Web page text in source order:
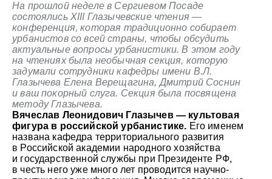
На прошлой неделе в Сергиевом Посаде
состоялись XIII Глазычевские чтения —
конференция, которая традиционно собирает
урбанистов со всей страны, чтобы обсудить
актуальные вопросы урбанистики. В этом году
на чтениях была необычная секция, которую
задумали сотрудники кафедры имени В.Л.
Глазычева Елена Верещагина, Дмитрий Соснин
и ваш покорный слуга. Секция была посвящена
методу Глазычева.
Вячеслав Леонидович Глазычев — культовая
фигура в российской урбанистике. Его именем
названа кафедра территориального развития
в Российской академии народного хозяйства
и государственной службы при Президенте РФ,
в честь него уже много лет проводится научно-